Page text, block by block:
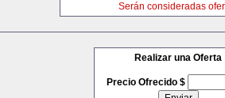
Serán consideradas
Realizar una Oferta
Precio Ofrecido $